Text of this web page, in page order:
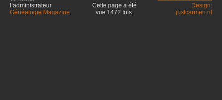
l’administrateur
Généalogie Magazine.
Cette page a été
vue 1472 fois.
Design:
justcarmen.nl